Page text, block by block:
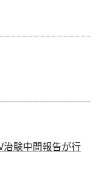
治験中間報告が行